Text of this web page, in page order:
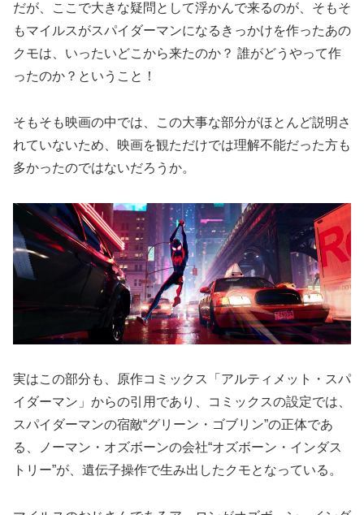
だが、ここで大きな疑問として浮かんで来るのが、そもそ
もマイルスがスパイダーマンになるきっかけを作ったあの
クモは、いったいどこから来たのか？ 誰がどうやって作
ったのか？ということ！
そもそも映画の中では、この大事な部分がほとんど説明さ
れていないため、映画を観ただけでは理解不能だった方も
多かったのではないだろうか。
実はこの部分も、原作コミックス「アルティメット・スパ
イダーマン」からの引用であり、コミックスの設定では、
スパイダーマンの宿敵“グリーン・ゴブリン”の正体であ
る、ノーマン・オズボーンの会社“オズボーン・インダス
トリー”が、遺伝子操作で生み出したクモとなっている。